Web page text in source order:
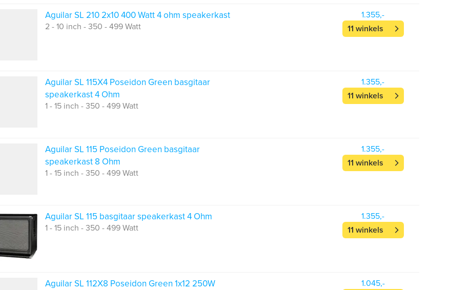
Aguilar SL 210 2x10 400 Watt 4 ohm speakerkast
2 - 10 inch - 350 - 499 Watt
1.355,-
11 winkels
Aguilar SL 115X4 Poseidon Green basgitaar
speakerkast 4 Ohm
1 - 15 inch - 350 - 499 Watt
1.355,-
11 winkels
Aguilar SL 115 Poseidon Green basgitaar
speakerkast 8 Ohm
1 - 15 inch - 350 - 499 Watt
1.355,-
11 winkels
Aguilar SL 115 basgitaar speakerkast 4 Ohm
1 - 15 inch - 350 - 499 Watt
1.355,-
11 winkels
Aguilar SL 112X8 Poseidon Green 1x12 250W
1.045,-